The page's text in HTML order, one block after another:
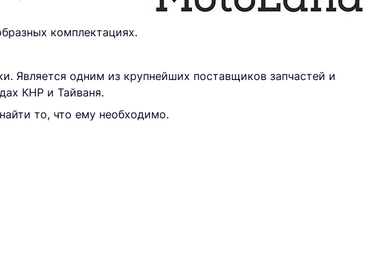
комплектациях.
Является одним из крупнейших поставщиков запчастей и
КНР и Тайваня.
то, что ему необходимо.